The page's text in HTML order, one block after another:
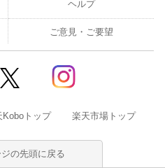
ヘルプ
ご意見・ご要望
Koboトップ 楽天市場トップ
の先頭に戻る